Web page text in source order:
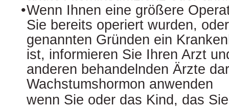
•Wenn Ihnen eine größere
Sie bereits operiert wurden,
genannten Gründen ein
ist, informieren Sie Ihren Arzt
anderen behandelnden Ärzte
Wachstumshormon anwenden
wenn Sie oder das Kind, das